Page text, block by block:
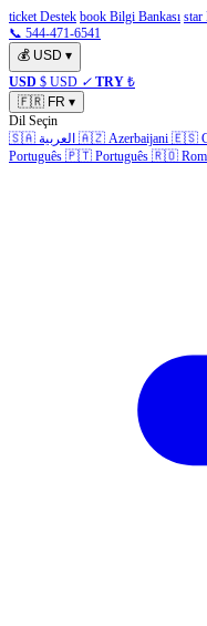
ticket Destek book Bilgi Bankası star
📞 544-471-6541
💰 USD ▾
USD $ USD ✓ TRY ₺
🇫🇷 FR ▾
Dil Seçin
🇸🇦 العربية 🇦🇿 Azerbaijani 🇪🇸
Português 🇵🇹 Português 🇷🇴